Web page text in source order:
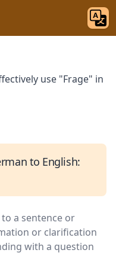
use "Frage" in
to English:
a sentence or
or clarification
with a question